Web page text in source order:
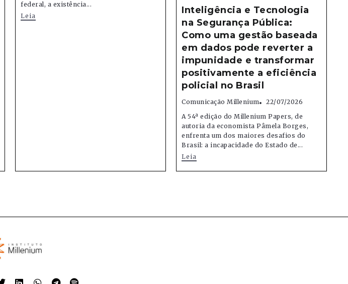
federal, a existência...
Leia
Inteligência e Tecnologia
na Segurança Pública:
Como uma gestão baseada
em dados pode reverter a
impunidade e transformar
positivamente a eficiência
policial no Brasil
Comunicação Millenium
22/07/2026
A 54ª edição do Millenium Papers, de
autoria da economista Pâmela Borges,
enfrenta um dos maiores desafios do
Brasil: a incapacidade do Estado de...
Leia